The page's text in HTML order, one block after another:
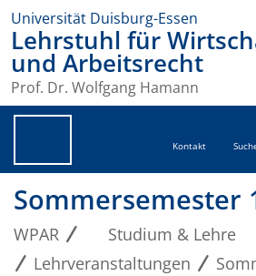
Universität Duisburg-Essen
Lehrstuhl für
und Arbeitsrecht
Prof. Dr. Wolfgang Hamann
Kontakt
Sommersemester
WPAR
Studium & Lehre
Lehrveranstaltungen